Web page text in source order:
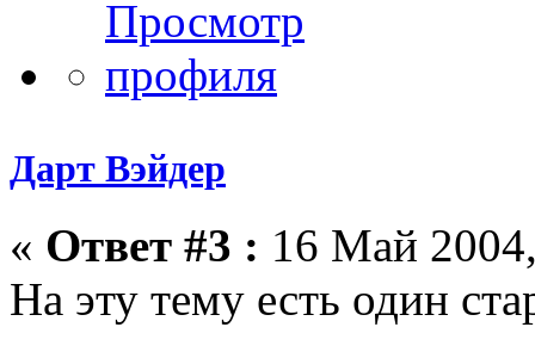
Дарт Вэйдер
« Ответ #3 : 16 Май
На эту тему есть один